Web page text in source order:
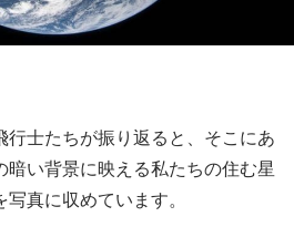
行士たちが振り返ると、そこにあ
暗い背景に映える私たちの住む星
真に収めています。